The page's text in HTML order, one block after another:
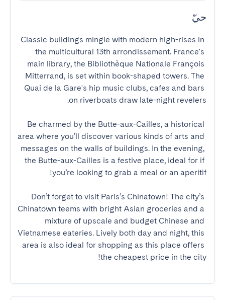
حيّ
Classic buildings mingle with modern high-rises in
the multicultural 13th arrondissement. France's
main library, the Bibliothèque Nationale François
Mitterrand, is set within book-shaped towers. The
Quai de la Gare's hip music clubs, cafes and bars
Be charmed by the Butte-aux-Cailles, a historical
area where you’ll discover various kinds of arts and
messages on the walls of buildings. In the evening,
the Butte-aux-Cailles is a festive place, ideal for if
Don’t forget to visit Paris’s Chinatown! The city’s
Chinatown teems with bright Asian groceries and a
mixture of upscale and budget Chinese and
Vietnamese eateries. Lively both day and night, this
area is also ideal for shopping as this place offers
the cheapest price in the city!